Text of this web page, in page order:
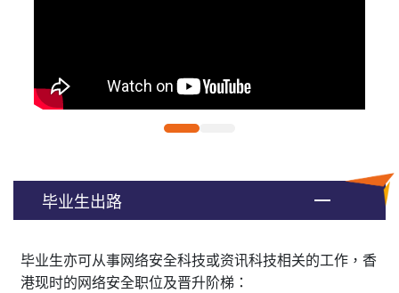
毕业生出路
毕业生亦可从事网络安全科技或资讯科技相关的工作，香
港现时的网络安全职位及晋升阶梯：